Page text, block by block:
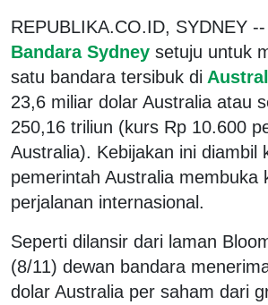
REPUBLIKA.CO.ID, SYDNEY
Bandara Sydney setuju untuk
satu bandara tersibuk di
23,6 miliar dolar Australia atau
250,16 triliun (kurs Rp 10.600
Australia). Kebijakan ini diambil
pemerintah Australia membuka
perjalanan internasional.
Seperti dilansir dari laman
(8/11) dewan bandara
dolar Australia per saham dari